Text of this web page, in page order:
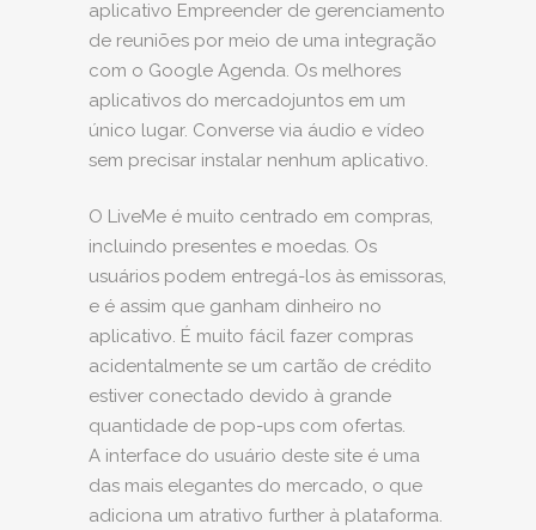
aplicativo Empreender de gerenciamento
de reuniões por meio de uma integração
com o Google Agenda. Os melhores
aplicativos do mercadojuntos em um
único lugar. Converse via áudio e vídeo
sem precisar instalar nenhum aplicativo.
O LiveMe é muito centrado em compras,
incluindo presentes e moedas. Os
usuários podem entregá-los às emissoras,
e é assim que ganham dinheiro no
aplicativo. É muito fácil fazer compras
acidentalmente se um cartão de crédito
estiver conectado devido à grande
quantidade de pop-ups com ofertas.
A interface do usuário deste site é uma
das mais elegantes do mercado, o que
adiciona um atrativo further à plataforma.